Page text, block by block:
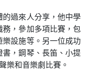
過來人分享，他中學
，參加多項比賽，包
設施等。另一位成功
，鋼琴、長笛、小提
樂和音樂劇比賽。